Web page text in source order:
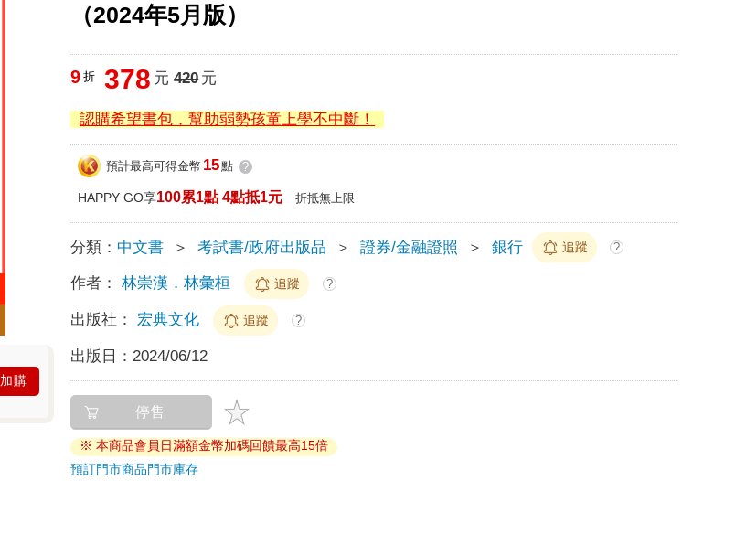
（2024年5月版）
加購
9 折 378 元 420元
認購希望書包，幫助弱勢孩童上學不中斷！
預計最高可得金幣 15點 ?
HAPPY GO享100累1點 4點抵1元 折抵無上限
分類： 中文書 ＞ 考試書/政府出版品 ＞ 證券/金融證照 ＞ 銀行 追蹤 ?
作者： 林崇漢．林彙桓 追蹤 ?
出版社： 宏典文化 追蹤 ?
出版日： 2024/06/12
停售
※ 本商品會員日滿額金幣加碼回饋最高15倍
預訂門市商品門市庫存